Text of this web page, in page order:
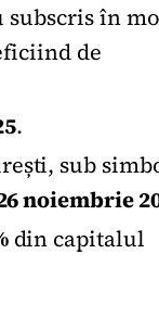
în
de
.
sub
noiembrie
din capitalul